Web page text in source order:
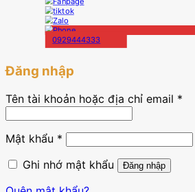
0929444333
Đăng nhập
Tên tài khoản hoặc địa chỉ email *
Mật khẩu *
Ghi nhớ mật khẩu
Đăng nhập